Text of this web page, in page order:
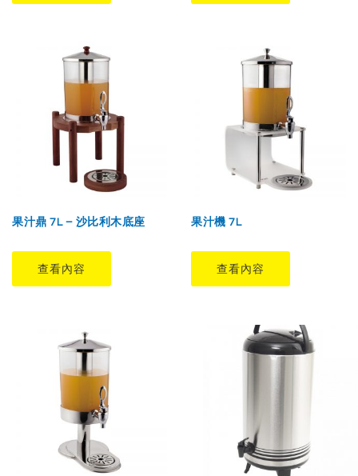
果汁鼎 7L – 沙比利木底座
查看內容
果汁機 7L
查看內容